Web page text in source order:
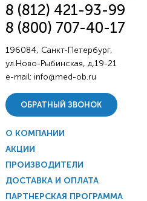
8 (812) 421-93-99
8 (800) 707-40-17
196084, Санкт-Петербург,
ул.Ново-Рыбинская, д.19-21
e-mail: info@med-ob.ru
ОБРАТНЫЙ ЗВОНОК
О КОМПАНИИ
АКЦИИ
ПРОИЗВОДИТЕЛИ
ДОСТАВКА И ОПЛАТА
ПАРТНЕРСКАЯ ПРОГРАММА